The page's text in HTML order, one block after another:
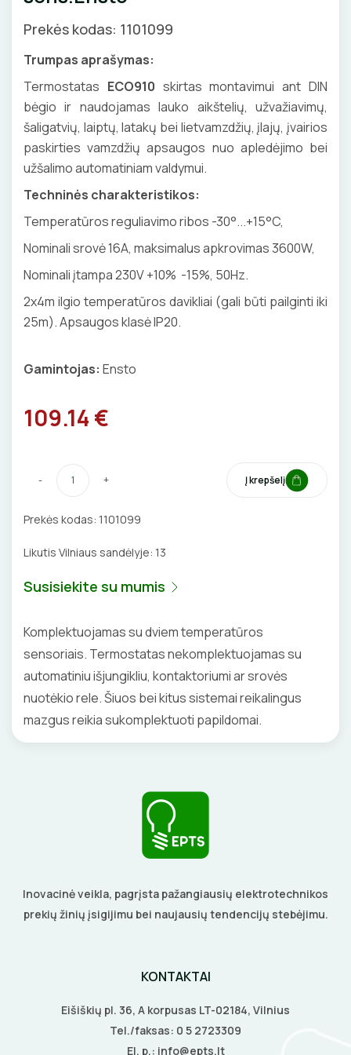
Šviestuvų priedai
ANTGALIAI
KABELIAI, LAIDAI
ILGIKLIAI/ KIŠTUKAI
IZOLIACINĖS JUOSTOS
SANDARIKLIAI
TERMO VAMZDELIAI, PIRŠTINĖS
TVIRTINIMO DETALĖS
GRINDINĖS DĖŽUTĖS
VENTILIATORIAI
BATERIJOS
ŽAIBOSAUGA IR ĮŽEMINIMAS
Priedai
APSAUGA NUO VIRŠĮTAMPIŲ
VARIKLIO JUNGIKLIAI
MYGTUKAI
IŠMANŪS NAMAI
DŪMŲ DETEKTORIAI
SROVĖS TRANSFORMATORIAI
IZOLIACIJOS NUĖMIMO ĮRANKIAI
MATAVIMO ĮRANKIAI
ĮRANKIŲ RINKINIAI
PIRŠTINĖS
CHEMIJA
DAIKTADĖŽĖS
PRATRAUKIKLIAI
BŪGNAI KABELIŲ VYNIOJIMUI
GRĘŽIMO KARŪNOS, GRĄŽTAI
ETIKEČIŲ SPAUSDINTUVAI
PJOVIMO ĮRANKIAI
ELEKTRINIAI ĮRANKIAI
ŽYMEKLIAI
Veidrodžių apsauga nuo rasojimo
Instaliaciniai priedai
Izoliacinės plokštės
Šildytuvai
VANDENINIS ŠILDYMAS
Grindų šildymo vamzdžiai
Termostatai
Radiatorių termostatai
Kolektorinės spintelės
Vamzdžių apsauga nuo užšalimo
Vamzdžių temperatūros palaikymas
APSAUGA NUO APLEDĖJIMO
Latakų, lietvamzdžių ir stogų apsauga nuo
apledėjimo
Laiptų ir įvažiavimų apsauga nuo apledėjimo
Prekės kodas: 1101099
Trumpas aprašymas:
Termostatas ECO910 skirtas montavimui ant DIN
bėgio ir naudojamas lauko aikštelių, užvažiavimų,
šaligatvių, laiptų, latakų bei lietvamzdžių, įlajų, įvairios
paskirties vamzdžių apsaugos nuo apledėjimo bei
užšalimo automatiniam valdymui.
Techninės charakteristikos:
Temperatūros reguliavimo ribos -30°...+15°C,
Nominali srovė 16A, maksimalus apkrovimas 3600W,
Nominali įtampa 230V +10% -15%, 50Hz.
2x4m ilgio temperatūros davikliai (gali būti pailginti iki
25m). Apsaugos klasė IP20.
Gamintojas: Ensto
109.14 €
- + Į krepšelį
Prekės kodas: 1101099
Likutis Vilniaus sandėlyje: 13
Susisiekite su mumis
Komplektuojamas su dviem temperatūros
sensoriais. Termostatas nekomplektuojamas su
automatiniu išjungikliu, kontaktoriumi ar srovės
nuotėkio rele. Šiuos bei kitus sistemai reikalingus
mazgus reikia sukomplektuoti papildomai.
Inovacinė veikla, pagrįsta pažangiausių elektrotechnikos
prekių žinių įsigijimu bei naujausių tendencijų stebėjimu.
KONTAKTAI
Eišiškių pl. 36, A korpusas LT-02184, Vilnius
Tel./faksas: 0 5 2723309
El. p.: info@epts.lt